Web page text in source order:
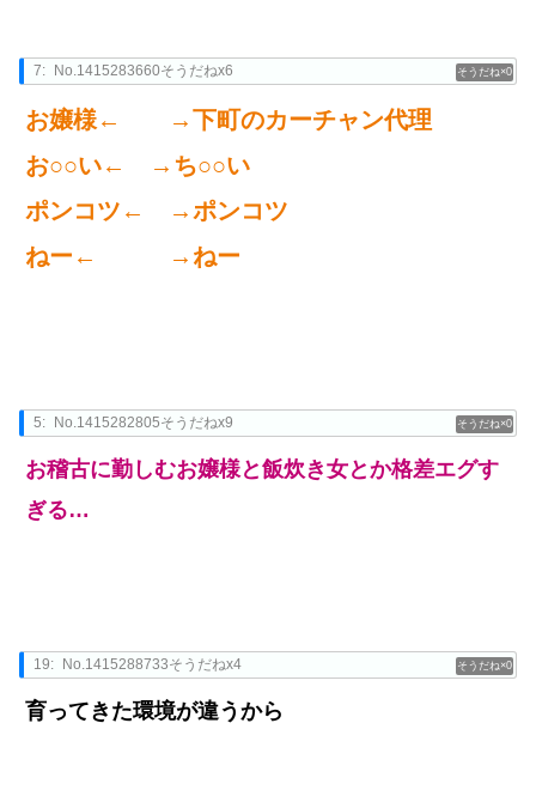
0
7: No.1415283660そうだねx6
お嬢様← →下町のカーチャン代理
お○○い← →ち○○い
ポンコツ← →ポンコツ
ねー← →ねー
0
5: No.1415282805そうだねx9
お稽古に勤しむお嬢様と飯炊き女とか格差エグす
ぎる…
0
19: No.1415288733そうだねx4
育ってきた環境が違うから